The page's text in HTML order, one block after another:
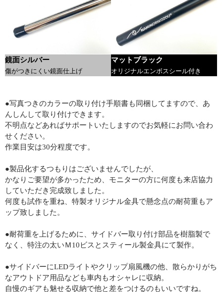
鏡面シルバー
傷がつきにくい鏡面仕上げ
マットブラック
オリジナルエンボスシール付き
●写真つきのカラーの取り付け手順書も同梱してますので、あ
んしんして取り付けできます。
不明点などあればサポートいたしますのでお気軽にお問い合わ
せください。
作業目安は30分程度です。
●製品化するつもりはございませんでしたが、
かなりご要望が多かったため、モニターの方に何度も来店協力
していただき完成致しました。
何度も試作を重ね、特製オリジナル金具で懸念点の耐荷重もア
ップ致しました。
●耐荷重を上げるために、サイドバー取り付け部品を樹脂製で
なく、特注の太いＭ10ビスとスティール製金具にて製作。
●サイドバーにLEDライトやクリップ扇風機の他、散らかりがち
なアウトドア用品なども車内もオシャレに収納。
自慢のギアも魅せる収納で他と差をつけるのもいいですね。